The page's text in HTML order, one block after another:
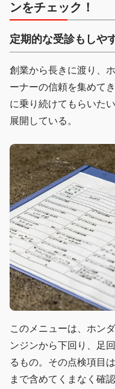
ンをチェック！
定期的な受診もしや
創業から長きに渡り、
ーナーの信頼を集めて
に乗り続けてもらいた
展開している。
このメニューは、ホン
ンジンから下回り、足
るもの。その点検項目
まで含めてくまなく確